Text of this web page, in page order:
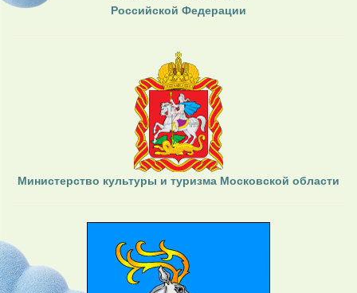
Российской Федерации
Министерство культуры и туризма Московской области